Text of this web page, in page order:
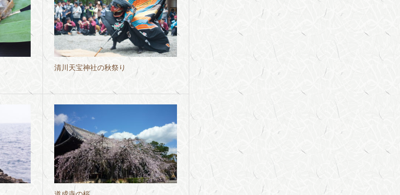
清川天宝神社の秋祭り